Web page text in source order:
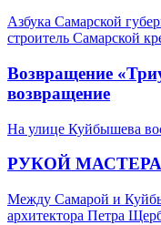
Азбука Самарской
строитель Самарской
Возвращение
возвращение
На улице Куйбышева
РУКОЙ МАСТЕРА
Между Самарой и
архитектора Петра